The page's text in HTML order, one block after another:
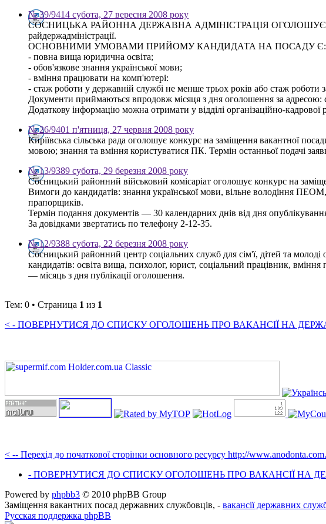
№ 39/9414 субота, 27 вересня 2008 року
СОСНИЦЬКА РАЙОННА ДЕРЖАВНА АДМІНІСТРАЦІЯ ОГОЛОШУЄ КОНКУРС
райдержадміністрації.
ОСНОВНИМИ УМОВАМИ ПРИЙОМУ КАНДИДАТА НА ПОСАДУ Є:
- повна вища юридична освіта;
- обов'язкове знання української мови;
- вміння працювати на комп'ютері:
- стаж роботи у державній службі не менше трьох років або стаж роботи
Документи приймаються впродовж місяця з дня оголошення за адресою:
Додаткову інформацію можна отримати у відділі організаційно-
№ 26/9401 п'ятниця, 27 червня 2008 року
Киріївська сільська рада оголошує конкурс на заміщення вакантної
мовою; знання та вміння користуватися ПК. Термін останньої подачі
№ 13/9389 субота, 29 березня 2008 року
Сосницький районний військовий комісаріат оголошує конкурс на
Вимоги до кандидатів: знання української мови, вільне володіння
прапорщиків.
Термін подання документів — 30 календарних днів від дня
За довідками звертатись по телефону 2-12-35.
№ 12/9388 субота, 22 березня 2008 року
Сосницький районний центр соціальних служб для сім'ї, дітей та
кандидатів: освіта вища, психолог, юрист, соціальний працівник,
— місяць з дня публікації оголошення.
Тем: 0 • Страница 1 из 1
< - ПОВЕРНУТИСЯ ДО СПИСКУ ОГОЛОШЕНЬ ПРО ВАКАНСІЇ НА
< -- Перехід до початкової сторінки основного ресурсу http://
- ПОВЕРНУТИСЯ ДО СПИСКУ ОГОЛОШЕНЬ ПРО ВАКАНСІЇ НА
Powered by phpbb3 © 2010 phpBB Group
Заміщення вакантних посад державних службовців, - вакансії державних
Русская поддержка phpBB